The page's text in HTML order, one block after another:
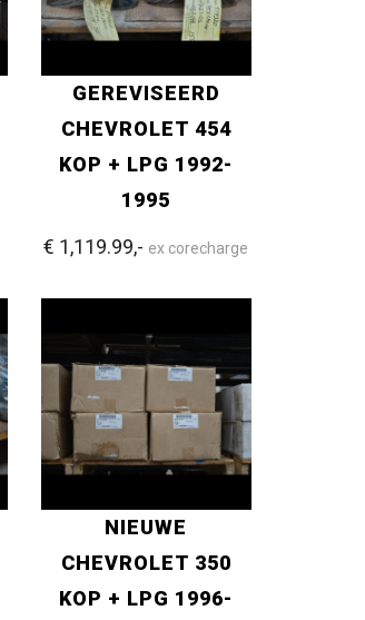
GEREVISEERD
CHEVROLET 454
KOP + LPG 1992-
1995
€ 1,119.99,- ex corecharge
NIEUWE
CHEVROLET 350
KOP + LPG 1996-